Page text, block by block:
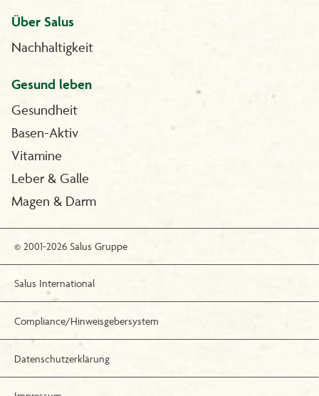
Über Salus
Nachhaltigkeit
Gesund leben
Gesundheit
Basen-Aktiv
Vitamine
Leber & Galle
Magen & Darm
© 2001-2026 Salus Gruppe
Salus International
Compliance/Hinweisgebersystem
Datenschutzerklärung